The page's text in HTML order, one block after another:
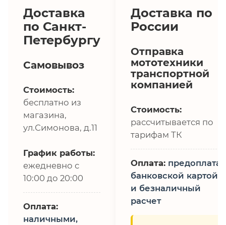
Доставка
по Санкт-
Петербургу
Самовывоз
Стоимость:
бесплатно из
магазина,
ул.Симонова, д.11
График работы:
ежедневно с
10:00 до 20:00
Оплата:
наличными,
Доставка по
России
Отправка
мототехники
транспортной
компанией
Стоимость:
рассчитывается по
тарифам ТК
Оплата: предоплата,
банковской картой
и безналичный
расчет